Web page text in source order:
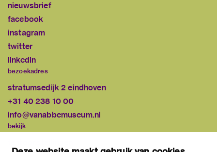
nieuwsbrief
facebook
instagram
twitter
linkedin
bezoekadres
stratumsedijk 2 eindhoven
+31 40 238 10 00
info@vanabbemuseum.nl
bekijk